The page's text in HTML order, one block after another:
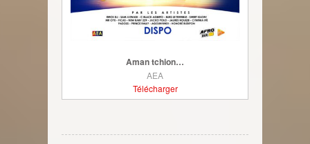
Aman tchion…
AEA
Télécharger